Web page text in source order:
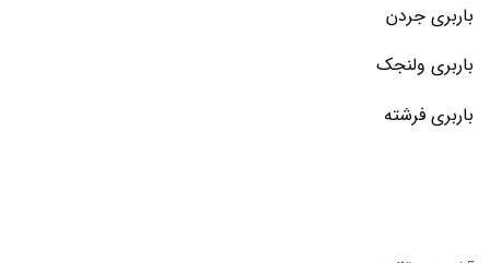
باربری جردن
باربری ولنجک
باربری فرشته